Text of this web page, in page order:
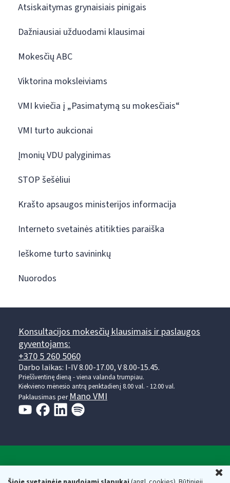
Atsiskaitymas grynaisiais pinigais
Dažniausiai užduodami klausimai
Mokesčių ABC
Viktorina moksleiviams
VMI kviečia į „Pasimatymą su mokesčiais“
VMI turto aukcionai
Įmonių VDU palyginimas
STOP šešėliui
Krašto apsaugos ministerijos informacija
Interneto svetainės atitikties paraiška
Ieškome turto savininkų
Nuorodos
Konsultacijos mokesčių klausimais ir paslaugos
gyventojams:
+370 5 260 5060
Darbo laikas: I-IV 8.00-17.00, V 8.00-15.45.
Prieššventinę dieną - viena valanda trumpiau.
Kiekvieno mėnesio antrą penktadienį 8.00 val. - 12.00 val.
Paklausimas per Mano VMI